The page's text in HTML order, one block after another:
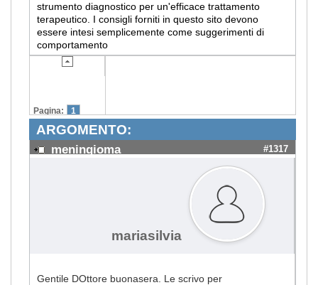
strumento diagnostico per un'efficace trattamento
terapeutico. I consigli forniti in questo sito devono
essere intesi semplicemente come suggerimenti di
comportamento
Pagina: 1
ARGOMENTO:
meningioma #1317
mariasilvia
Gentile DOttore buonasera. Le scrivo per